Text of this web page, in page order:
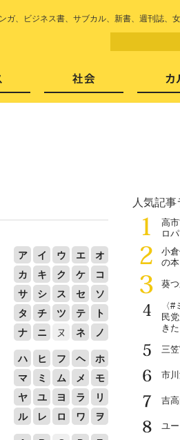
ガ、ビジネス書、サブカル、新書、週刊誌
ア イ ウ エ
オ
カ
キ ク ケ
コ
サ
シ ス セ
ソ
タ
チ ツ テ
ト
ナ
ニ ヌ ネ ノ
ハ ヒ フ ヘ
ホ
マ
ミ ム メ
モ
ヤ
ユ ヨ ラ
リ
ル
レ ロ ワ ヲ
人気記
1
高
ロ
2
小
の
3
葵
4
〈
民
きた
5
三
6
市
7
吉
8
ユ
スキャンダル